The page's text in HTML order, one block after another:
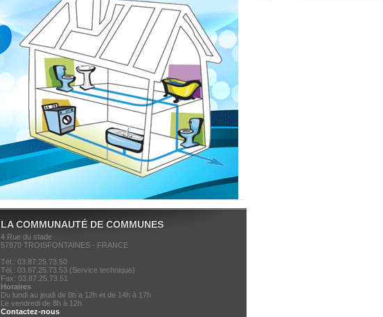
LA COMMUNAUTÉ DE COMMUNES
4 Rue du stade
57870 TROISFONTAINES - FRANCE
Tél.: 03.87.25.73.50
Tél.: 03.87.25.73.53 (Service technique)
Fax: 03.87.25.73.51
Horaires
Du lundi au jeudi de 8h a 12h et de 14h à 17h
Le vendredi de 8h à 12h
Contactez-nous